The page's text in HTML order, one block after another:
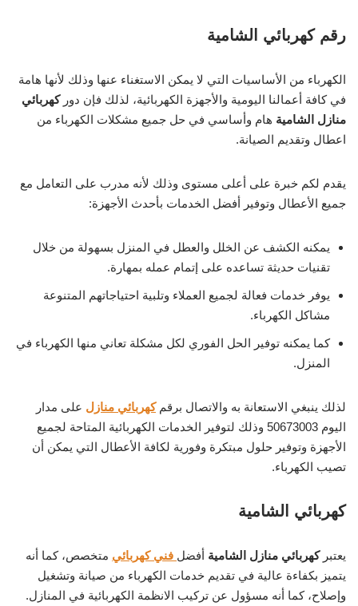
رقم كهربائي الشامية
الكهرباء من الأساسيات التي لا يمكن الاستغناء عنها وذلك لأنها هامة
في كافة أعمالنا اليومية والأجهزة الكهربائية، لذلك فإن دوركهربائي
منازل الشامية هام وأساسي في حل جميع مشكلات الكهرباء من
اعطال وتقديم الصيانة.
يقدم لكم خبرة على أعلى مستوى وذلك لأنه مدرب على التعامل مع
جميع الأعطال وتوفير أفضل الخدمات بأحدث الأجهزة:
يمكنه الكشف عن الخلل والعطل في المنزل بسهولة من خلال
تقنيات حديثة تساعده على إتمام عمله بمهارة.
يوفر خدمات فعالة لجميع العملاء وتلبية احتياجاتهم المتنوعة
مشاكل الكهرباء.
كما يمكنه توفير الحل الفوري لكل مشكلة تعاني منها الكهرباء في
المنزل.
لذلك ينبغي الاستعانة به والاتصال برقمكهربائي منازل على مدار
اليوم 50673003 وذلك لتوفير الخدمات الكهربائية المتاحة لجميع
الأجهزة وتوفير حلول مبتكرة وفورية لكافة الأعطال التي يمكن أن
تصيب الكهرباء.
كهربائي الشامية
يعتبركهربائي منازل الشامية أفضل فني كهربائي متخصص، كما أنه
يتميز بكفاءة عالية في تقديم خدمات الكهرباء من صيانة وتشغيل
وإصلاح، كما أنه مسؤول عن تركيب الانظمة الكهربائية في المنازل.